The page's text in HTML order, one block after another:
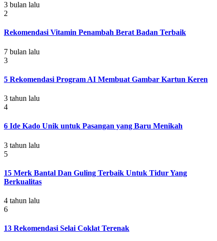
3 bulan lalu
2
Rekomendasi Vitamin Penambah Berat Badan Terbaik
7 bulan lalu
3
5 Rekomendasi Program AI Membuat Gambar Kartun Keren
3 tahun lalu
4
6 Ide Kado Unik untuk Pasangan yang Baru Menikah
3 tahun lalu
5
15 Merk Bantal Dan Guling Terbaik Untuk Tidur Yang
Berkualitas
4 tahun lalu
6
13 Rekomendasi Selai Coklat Terenak